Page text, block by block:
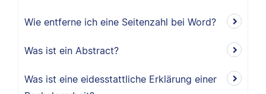
Wie entferne ich eine Seitenzahl bei Word?
Was ist ein Abstract?
Was ist eine eidesstattliche Erklärung einer